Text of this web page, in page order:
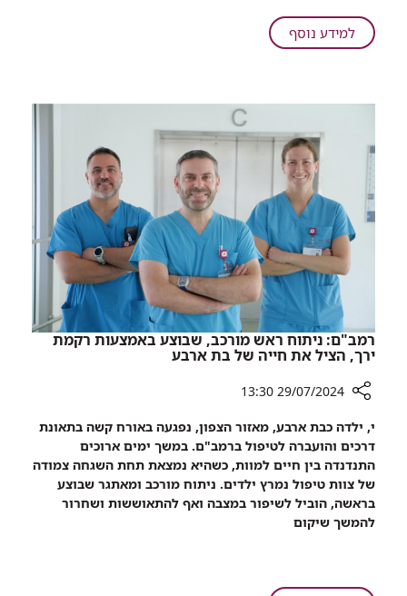
ספר
למידע נוסףעל
על
רחוב
ללא
זנב,
ספר
ילדים
שנכתב
ולוחם
שנפל
בקרב
רמב"ם: ניתוח ראש מורכב, שבוצע באמצעות רקמת
ירך, הציל את חייה של בת ארבע
שיתוף
רמב"ם:
ניתוח
ראש
מורכב,
שבוצע
29/07/2024 13:30
י, ילדה כבת ארבע, מאזור הצפון, נפגעה באורח קשה בתאונת
דרכים והועברה לטיפול ברמב"ם. במשך ימים ארוכים
התנדנדה בין חיים למוות, כשהיא נמצאת תחת השגחה צמודה
של צוות טיפול נמרץ ילדים. ניתוח מורכב ומאתגר שבוצע
בראשה, הוביל לשיפור במצבה ואף להתאוששות ושחרור
להמשך שיקום